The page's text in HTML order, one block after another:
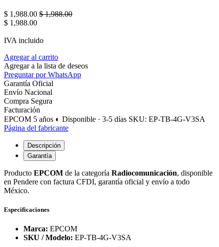
$ 1,988.00 $1,988.00
$ 1,988.00
IVA incluido
Agregar al carrito
Agregar a la lista de deseos
Preguntar por WhatsApp
Garantía Oficial
Envío Nacional
Compra Segura
Facturación
EPCOM 5 años ◐ Disponible · 3-5 días SKU: EP-TB-4G-V3SA
Página del fabricante
Descripción
Garantía
Producto EPCOM de la categoría Radiocomunicación, disponible
en Pendere con factura CFDI, garantía oficial y envío a todo
México.
Especificaciones
Marca: EPCOM
SKU / Modelo: EP-TB-4G-V3SA